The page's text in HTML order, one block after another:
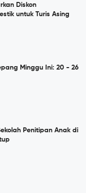
Diskon
untuk Turis Asing
Minggu Ini: 20 - 26
Penitipan Anak di